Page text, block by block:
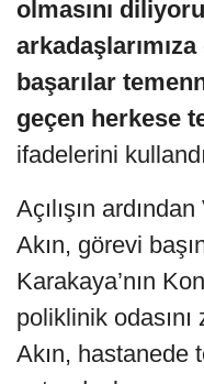
olmasını
başarılar
geçen herkese
ifadelerini
Açılışın
Akın, görevi
Karakaya’nın
poliklinik
Akın, hastanede